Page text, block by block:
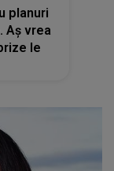
planuri
Aș vrea
le